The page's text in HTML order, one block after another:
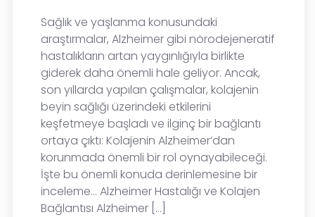
Sağlık ve yaşlanma konusundaki
araştırmalar, Alzheimer gibi nörodejeneratif
hastalıkların artan yaygınlığıyla birlikte
giderek daha önemli hale geliyor. Ancak,
son yıllarda yapılan çalışmalar, kolajenin
beyin sağlığı üzerindeki etkilerini
keşfetmeye başladı ve ilginç bir bağlantı
ortaya çıktı: Kolajenin Alzheimer’dan
korunmada önemli bir rol oynayabileceği.
İşte bu önemli konuda derinlemesine bir
inceleme… Alzheimer Hastalığı ve Kolajen
Bağlantısı Alzheimer […]